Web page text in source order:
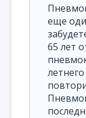
еще
65 лет